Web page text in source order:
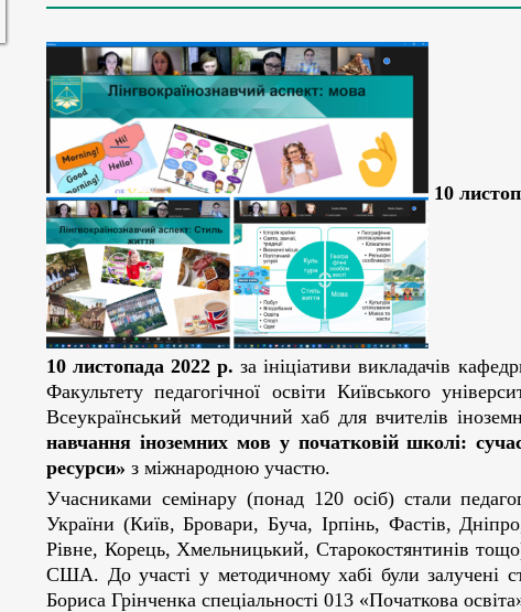
10
10 листопада 2022 р. за ініціативи викладачів
Факультету педагогічної освіти Київського
Всеукраїнський методичний хаб для вчителів
навчання іноземних мов у початковій школі:
ресурси» з міжнародною участю.
Учасниками семінару (понад 120 осіб) стали
України (Київ, Бровари, Буча, Ірпінь, Фастів,
Рівне, Корець, Хмельницький, Старокостянтинів
США. До участі у методичному хабі були залучені
Бориса Грінченка спеціальності 013 «Початкова